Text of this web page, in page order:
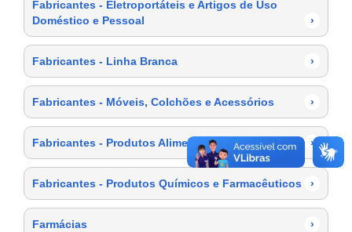
Fabricantes - Eletroportáteis e Artigos de Uso
Doméstico e Pessoal
›
Fabricantes - Linha Branca ›
Fabricantes - Móveis, Colchões e Acessórios ›
Fabricantes - Produtos Alimentícios ›
Fabricantes - Produtos Químicos e Farmacêuticos ›
Farmácias ›